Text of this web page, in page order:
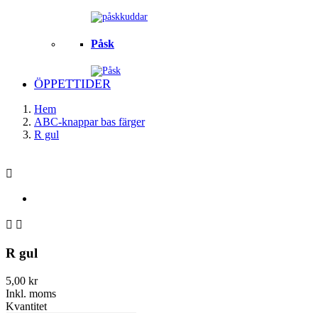
Påsk
ÖPPETTIDER
Hem
ABC-knappar bas färger
R gul

 
R gul
5,00 kr
Inkl. moms
Kvantitet